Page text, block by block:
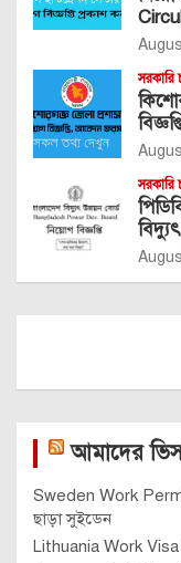
সরকারি
সরকারি
আমাদের
Sweden Work
ছাড়া সুইডেন
Lithuania Work